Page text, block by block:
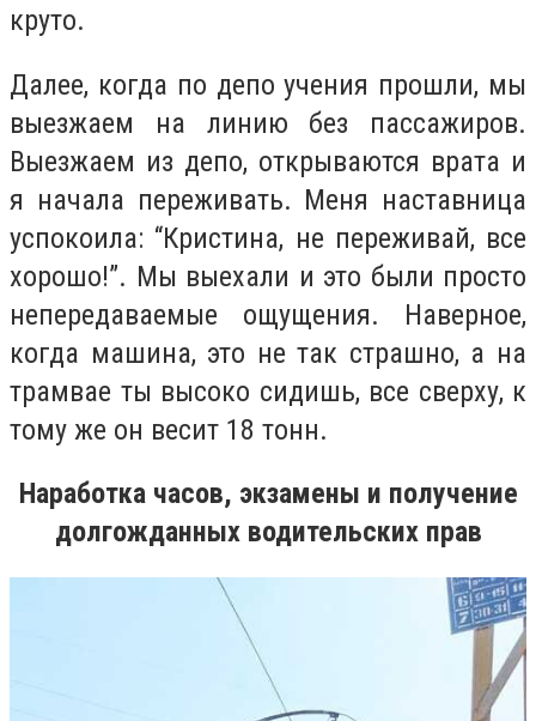
круто.
Далее, когда по депо учения прошли, мы
выезжаем на линию без пассажиров.
Выезжаем из депо, открываются врата и
я начала переживать. Меня наставница
успокоила: “Кристина, не переживай, все
хорошо!”. Мы выехали и это были просто
непередаваемые ощущения. Наверное,
когда машина, это не так страшно, а на
трамвае ты высоко сидишь, все сверху, к
тому же он весит 18 тонн.
Наработка часов, экзамены и получение
долгожданных водительских прав